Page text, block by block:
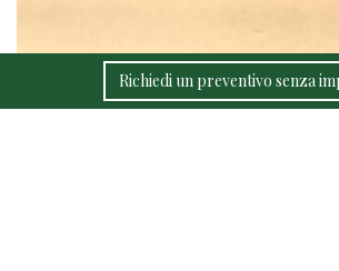
Richiedi un preventivo senza